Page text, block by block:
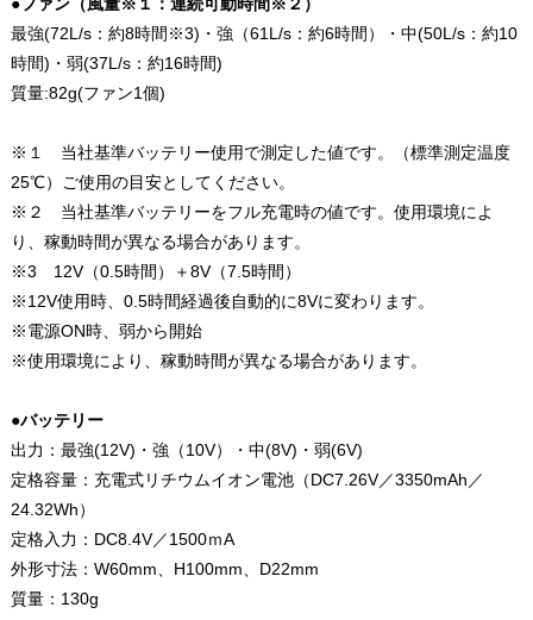
●ファン（風量※１：連続可動時間※２）
最強(72L/s：約8時間※3)・強（61L/s：約6時間）・中(50L/s：約10
時間)・弱(37L/s：約16時間)
質量:82g(ファン1個)
※１ 当社基準バッテリー使用で測定した値です。（標準測定温度
25℃）ご使用の目安としてください。
※２ 当社基準バッテリーをフル充電時の値です。使用環境によ
り、稼動時間が異なる場合があります。
※3 12V（0.5時間）＋8V（7.5時間）
※12V使用時、0.5時間経過後自動的に8Vに変わります。
※電源ON時、弱から開始
※使用環境により、稼動時間が異なる場合があります。
●バッテリー
出力：最強(12V)・強（10V）・中(8V)・弱(6V)
定格容量：充電式リチウムイオン電池（DC7.26V／3350mAh／
24.32Wh）
定格入力：DC8.4V／1500ｍA
外形寸法：W60mm、H100mm、D22mm
質量：130g